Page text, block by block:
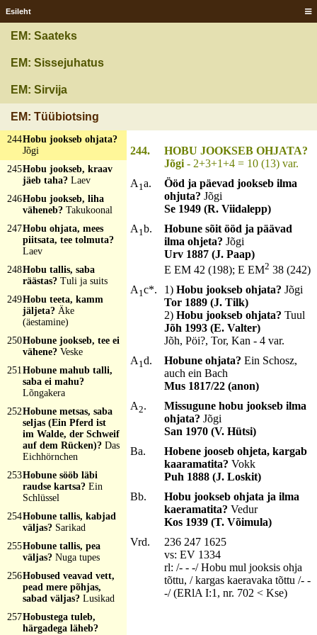
Esileht
EM: Saateks
EM: Sissejuhatus
EM: Sirvija
EM: Tüübiotsing
õletuust persen?
Hiiumaal, hääl kostab
meie maale?
Hobu ilma uhjulde,
vars ilma vangõrdõ?
Tuul
244Hobu jookseb ohjata?
Jõgi
245Hobu jookseb, kraav
jäeb taha? Laev
246Hobu jookseb, liha
väheneb? Takukoonal
247Hobu ohjata, mees
piitsata, tee tolmuta?
Laev
248Hobu tallis, saba
räästas? Tuli ja suits
249Hobu teeta, kamm
jäljeta? Äke
(äestamine)
250Hobune jookseb, tee ei
vähene? Veske
251Hobune mahub talli,
saba ei mahu?
Lõngakera
252Hobune metsas, saba
seljas (Ein Pferd ist
im Walde, der Schweif
auf dem Rücken)? Das
Eichhörnchen
253Hobune sööb läbi
raudse kartsa? Ein
Schlüssel
254Hobune tallis, kabjad
väljas? Sarikad
255Hobune tallis, pea
väljas? Nuga tupes
256Hobused veavad vett,
pead mere põhjas,
sabad väljas? Lusikad
257Hobustega tuleb,
härgadega läheb?
244.
HOBU JOOKSEB OHJATA?
Jõgi - 2+3+1+4 = 10 (13) var.
A 1a.
Ööd ja päevad jookseb ilma
ohjuta?Jõgi
Se 1949 (R. Viidalepp)
A 1b.
Hobune sõit ööd ja päävad
ilma ohjeta?Jõgi
Urv 1887 (J. Paap)
E EM 42 (198); E EM2 38 (242)
A 1c*. 1)Hobu jookseb ohjata?Jõgi
Tor 1889 (J. Tilk)
2)Hobu jookseb ohjata?Tuul
Jõh 1993 (E. Valter)
Jõh, Pöi?, Tor, Kan - 4 var.
A 1d. Hobune ohjata?Ein Schosz,
auch ein Bach
Mus 1817/22 (anon)
A2.
Missugune hobu jookseb ilma
ohjata?Jõgi
San 1970 (V. Hütsi)
Ba.
Hobene jooseb ohjeta, kargab
kaaramatita?Vokk
Puh 1888 (J. Loskit)
Bb.
Hobu jookseb ohjata ja ilma
kaeramatita?Vedur
Kos 1939 (T. Võimula)
Vrd.
236 247 1625
vs: EV 1334
rl: /- - -/ Hobu mul jooksis ohja
tõttu, / kargas kaeravaka tõttu /- -
-/ (ERlA I:1, nr. 702 < Kse)